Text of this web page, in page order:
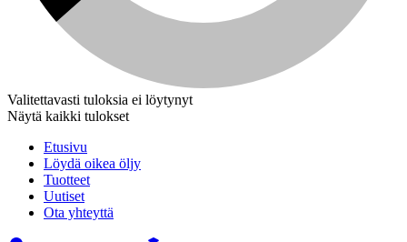
Valitettavasti tuloksia ei löytynyt
Näytä kaikki tulokset
Etusivu
Löydä oikea öljy
Tuotteet
Uutiset
Ota yhteyttä